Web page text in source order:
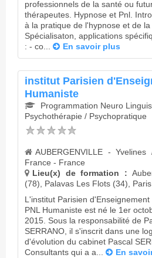
professionnels de la santé ou
thérapeutes. Hypnose et Pnl.
à la pratique de l'hypnose et de la
Spécialisaton, applications
: - co...
En savoir plus
institut Parisien
Humaniste
Programmation Neuro
Psychothérapie / Psychopratique
AUBERGENVILLE - Yvelines
France - France
Lieu(x) de formation :
(78), Palavas Les Flots (34),
L'institut Parisien d'Enseignement
PNL Humaniste est né le 1er
2015. Sous la responsabilité de
SERRANO, il s'inscrit dans une
d'évolution du cabinet Pascal
Consultants qui a a...
En